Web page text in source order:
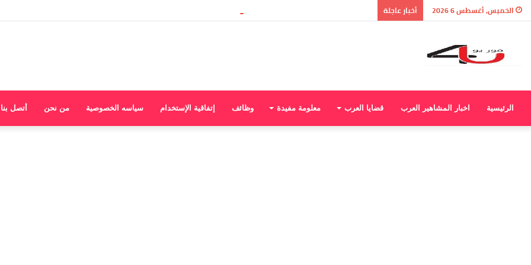
الخميس, أغسطس 6 2026 أخبار عاجلة
الرئيسية اخبار المشاهير العرب قضايا العرب معلومة مفيدة وظائف إتفاقية الإستخدام سياسه الخصوصية من نحن أتصل بنا